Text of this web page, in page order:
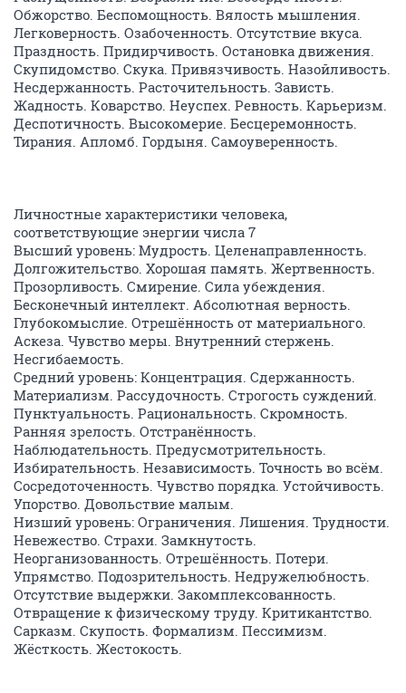
Обжорство. Беспомощность. Вялость мышления.
Легковерность. Озабоченность. Отсутствие вкуса.
Праздность. Придирчивость. Остановка движения.
Скупидомство. Скука. Привязчивость. Назойливость.
Несдержанность. Расточительность. Зависть.
Жадность. Коварство. Неуспех. Ревность. Карьеризм.
Деспотичность. Высокомерие. Бесцеремонность.
Тирания. Апломб. Гордыня. Самоуверенность.
Личностные характеристики человека,
соответствующие энергии числа 7
Высший уровень: Мудрость. Целенаправленность.
Долгожительство. Хорошая память. Жертвенность.
Прозорливость. Смирение. Сила убеждения.
Бесконечный интеллект. Абсолютная верность.
Глубокомыслие. Отрешённость от материального.
Аскеза. Чувство меры. Внутренний стержень.
Несгибаемость.
Средний уровень: Концентрация. Сдержанность.
Материализм. Рассудочность. Строгость суждений.
Пунктуальность. Рациональность. Скромность.
Ранняя зрелость. Отстранённость.
Наблюдательность. Предусмотрительность.
Избирательность. Независимость. Точность во всём.
Сосредоточенность. Чувство порядка. Устойчивость.
Упорство. Довольствие малым.
Низший уровень: Ограничения. Лишения. Трудности.
Невежество. Страхи. Замкнутость.
Неорганизованность. Отрешённость. Потери.
Упрямство. Подозрительность. Недружелюбность.
Отсутствие выдержки. Закомплексованность.
Отвращение к физическому труду. Критикантство.
Сарказм. Скупость. Формализм. Пессимизм.
Жёсткость. Жестокость.